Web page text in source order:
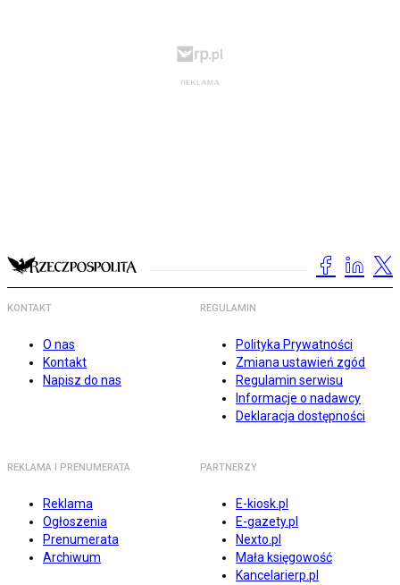
KONTAKT
O nas
Kontakt
Napisz do nas
REGULAMIN
Polityka Prywatności
Zmiana ustawień zgód
Regulamin serwisu
Informacje o nadawcy
Deklaracja dostępności
REKLAMA I PRENUMERATA
Reklama
Ogłoszenia
Prenumerata
Archiwum
PARTNERZY
E-kiosk.pl
E-gazety.pl
Nexto.pl
Mała księgowość
Kancelarierp.pl